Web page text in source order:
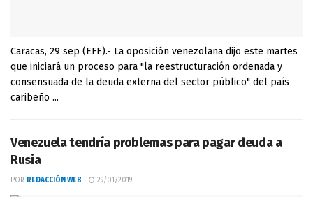
Caracas, 29 sep (EFE).- La oposición venezolana dijo este martes
que iniciará un proceso para "la reestructuración ordenada y
consensuada de la deuda externa del sector público" del país
caribeño ...
Venezuela tendría problemas para pagar deuda a
Rusia
POR REDACCIÓN WEB 29/01/2019